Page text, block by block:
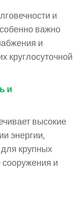
и
важно
и
круглосуточной
и
высокие
энергии,
крупных
сооружения и